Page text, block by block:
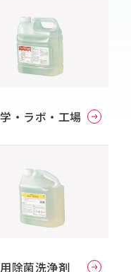
・ラボ・工場
除菌洗浄剤